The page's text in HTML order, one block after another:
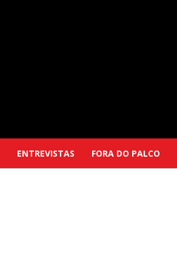
ENTREVISTAS FORA DO PALCO